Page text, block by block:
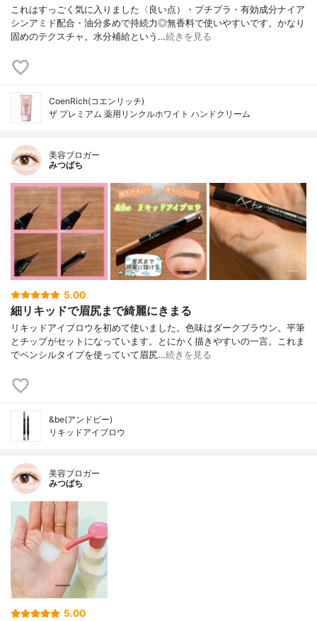
これはすっごく気に入りました〈良い点）・プチプラ・有効成分ナイア
シンアミド配合・油分多めで持続力◎無香料で使いやすいです。かなり
固めのテクスチャ。水分補給という…続きを見る
CoenRich(コエンリッチ)
ザ プレミアム 薬用リンクルホワイト ハンドクリーム
美容ブロガー
みつばち
5.00
細リキッドで眉尻まで綺麗にきまる
リキッドアイブロウを初めて使いました。色味はダークブラウン。平筆
とチップがセットになっています。とにかく描きやすいの一言。これま
でペンシルタイプを使っていて眉尻…続きを見る
&be(アンドビー)
リキッドアイブロウ
美容ブロガー
みつばち
5.00